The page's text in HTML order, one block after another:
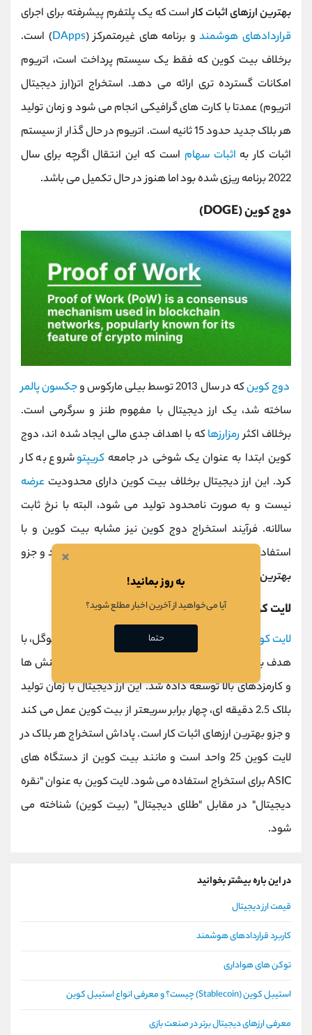
بهترین ارزهای اثبات کاراست که یک پلتفرم پیشرفته برای اجرای
قراردادهای هوشمندو برنامه های غیرمتمرکز (DApps) است.
برخلاف بیت کوین که فقط یک سیستم پرداخت است، اتریوم
امکانات گسترده تری ارائه می دهد. استخراج اتر(ارز دیجیتال
اتریوم) عمدتا با کارت های گرافیکی انجام می شود و زمان تولید
هر بلاک جدید حدود 15 ثانیه است. اتریوم در حال گذار از سیستم
اثبات کار به اثبات سهام است که این انتقال اگرچه برای سال
2022 برنامه ریزی شده بود اما هنوز در حال تکمیل می باشد.
دوج کوین (DOGE)
دوج کوینکه در سال 2013 توسط بیلی مارکوس و
جکسون پالمر
ساخته شد، یک ارز دیجیتال با مفهوم طنز و سرگرمی است.
برخلاف اکثررمزارزهاکه با اهداف جدی مالی ایجاد شده اند، دوج
کوین ابتدا به عنوان یک شوخی در جامعهکریپتوشروع به کار
کرد. این ارز دیجیتال برخلاف بیت کوین دارای محدودیت عرضه
نیست و به صورت نامحدود تولید می شود، البته با نرخ ثابت
سالانه. فرآیند استخراج دوج کوین نیز مشابه بیت کوین و با
استفاده از دستگاه های مخصوص ASIC انجام می پذیرد و جزو
بهترین ارزهای اثبات کار
است.
لایت کوین (LTC)
لایت کوین چارلی لی
، مهندس سابق گوگل، با
هدف بهبود مشکلات بیت کوین مانند سرعت پایین تراکنش ها
و کارمزدهای بالا توسعه داده شد. این ارز دیجیتال با زمان تولید
بلاک 2.5 دقیقه ای، چهار برابر سریعتر از بیت کوین عمل می کند
و جزو بهترین ارزهای اثبات کار است. پاداش استخراج هر بلاک در
لایت کوین 25 واحد است و مانند بیت کوین از دستگاه های
ASIC برای استخراج استفاده می شود. لایت کوین به عنوان "نقره
دیجیتال" در مقابل "طلای دیجیتال" (بیت کوین) شناخته می
شود.
در این باره بیشتر بخوانید
قیمت ارز دیجیتال
کاربرد قراردادهای هوشمند
توکن های هواداری
استیبل کوین (Stablecoin) چیست؟ و معرفی انواع استیبل کوین
معرفی ارزهای دیجیتال برتر در صنعت بازی
×
به روز بمانید!
آیا می‌خواهید از آخرین اخبار مطلع شوید؟
حتما